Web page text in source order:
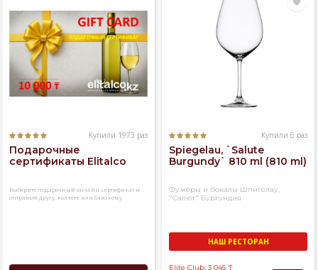
Купили 1973 раз
Подарочные
сертификаты Elitalco
Выберите подарочный онлайн-сертификат и
отправьте другу, коллеге или близкому
Купили 6 раз
Spiegelau, `Salute
Burgundy` 810 ml (810 ml)
Фужеры и бокалы Шпигелау,
"Салют" Бургундия
НАШ РЕСТОРАН
Elite Club: 3 045 ₸